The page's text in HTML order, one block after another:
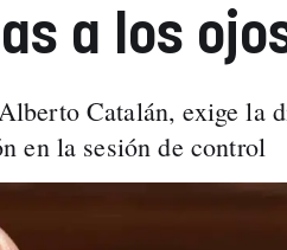
a los
Catalán, exige la
en la sesión de control